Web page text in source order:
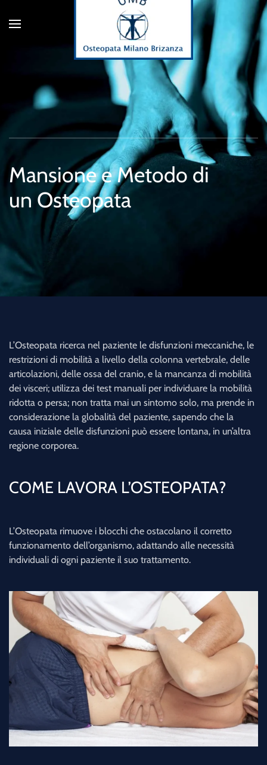
Passa al contenuto principale
Mansione e Metodo di
un Osteopata
L’Osteopata ricerca nel paziente le disfunzioni meccaniche, le
restrizioni di mobilità a livello della colonna vertebrale, delle
articolazioni, delle ossa del cranio, e la mancanza di mobilità
dei visceri; utilizza dei test manuali per individuare la mobilità
ridotta o persa; non tratta mai un sintomo solo, ma prende in
considerazione la globalità del paziente, sapendo che la
causa iniziale delle disfunzioni può essere lontana, in un’altra
regione corporea.
COME LAVORA L’OSTEOPATA?
L’Osteopata rimuove i blocchi che ostacolano il corretto
funzionamento dell’organismo, adattando alle necessità
individuali di ogni paziente il suo trattamento.